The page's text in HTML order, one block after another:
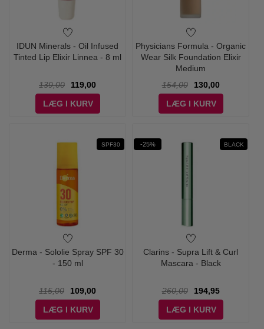
IDUN Minerals - Oil Infused
Tinted Lip Elixir Linnea - 8 ml
139,00
119,00
LÆG I KURV
Physicians Formula - Organic
Wear Silk Foundation Elixir
Medium
154,00
130,00
LÆG I KURV
SPF30
Derma - Sololie Spray SPF 30
- 150 ml
115,00
109,00
LÆG I KURV
-25% BLACK
Clarins - Supra Lift & Curl
Mascara - Black
260,00
194,95
LÆG I KURV